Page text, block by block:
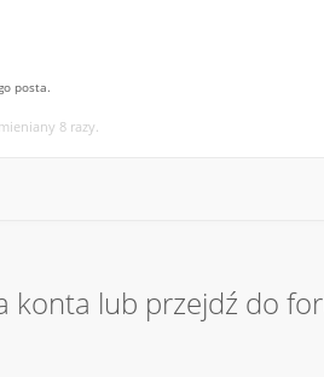
posta.
8 razy.
konta lub przejdź do